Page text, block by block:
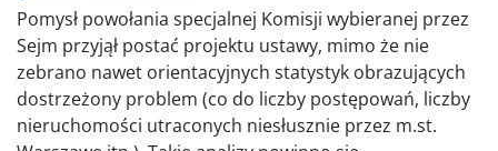
Pomysł powołania specjalnej Komisji wybieranej przez
Sejm przyjął postać projektu ustawy, mimo że nie
zebrano nawet orientacyjnych statystyk obrazujących
dostrzeżony problem (co do liczby postępowań, liczby
nieruchomości utraconych niesłusznie przez m.st.